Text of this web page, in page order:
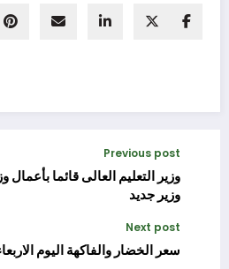
Previous post
وزير التعليم العالى قائما بأعمال
وزير جديد
Next post
سعر الخضار والفاكهة اليوم